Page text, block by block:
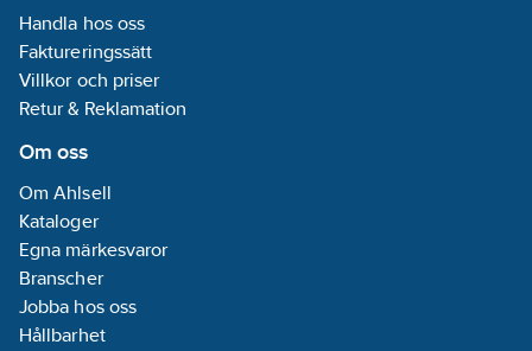
okända
ledningssystem.
vLoc3-Cam är robust
levereras redo att
användas med
batterier.
Artikelnummer:
Lev.
artikelnr:
5706445732654
Materialklass
Handla hos oss
Faktureringssätt
Villkor och priser
Retur & Reklamation
Om oss
Om Ahlsell
Kataloger
Egna märkesvaror
Branscher
Jobba hos oss
Hållbarhet